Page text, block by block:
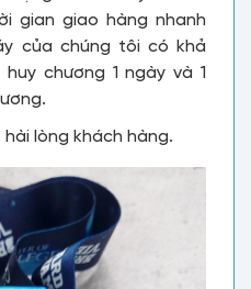
gian giao hàng nhanh
của chúng tôi có khả
chương 1 ngày và 1
lòng khách hàng.